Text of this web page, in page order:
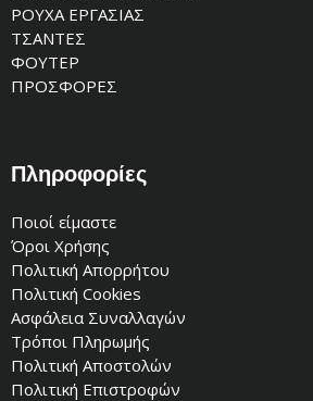
ΡΟΥΧΑ ΕΡΓΑΣΙΑΣ
ΤΣΑΝΤΕΣ
ΦΟΥΤΕΡ
ΠΡΟΣΦΟΡΕΣ
Πληροφορίες
Ποιοί είμαστε
Όροι Χρήσης
Πολιτική Απορρήτου
Πολιτική Cookies
Ασφάλεια Συναλλαγών
Τρόποι Πληρωμής
Πολιτική Αποστολών
Πολιτική Επιστροφών